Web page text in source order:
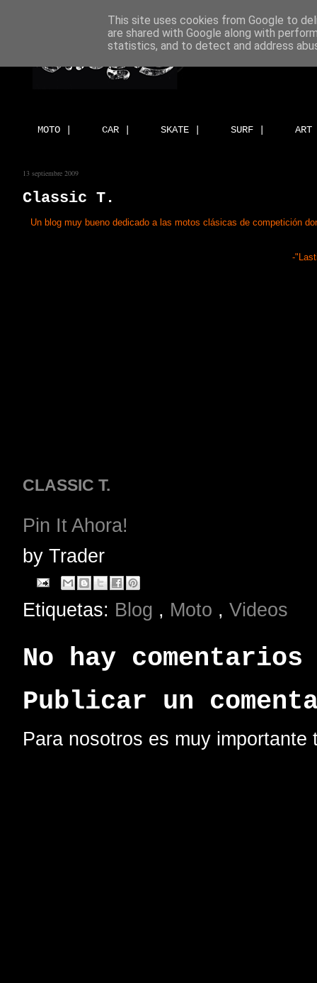
MOTO | CAR | SKATE | SURF |
13 septiembre 2009
Classic T.
Un blog muy bueno dedicado a las motos clásicas de competición
-
CLASSIC T.
Pin It Ahora!
by Trader
Etiquetas: Blog , Moto , Videos
No hay
Publicar un
Para nosotros es muy
This site uses cookies from Google to
are shared with Google along with
statistics, and to detect and address